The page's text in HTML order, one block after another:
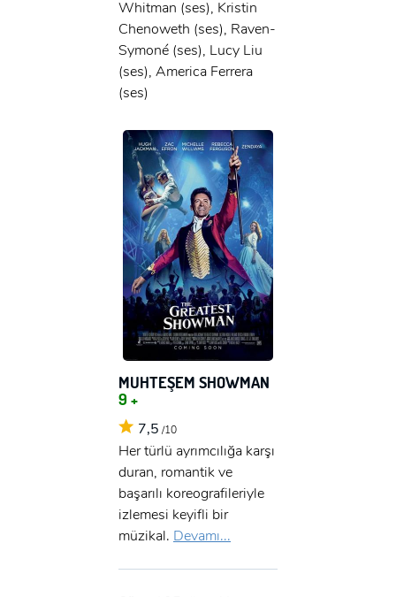
Whitman (ses), Kristin
Chenoweth (ses), Raven-
Symoné (ses), Lucy Liu
(ses), America Ferrera
(ses)
MUHTEŞEM SHOWMAN
9 +
7,5 /10
Her türlü ayrımcılığa karşı
duran, romantik ve
başarılı koreografileriyle
izlemesi keyifli bir
müzikal. Devamı...